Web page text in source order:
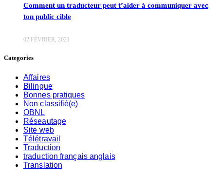
Comment un traducteur peut t’aider à communiquer avec
ton public cible
02 FÉVRIER, 2021
Categories
Affaires
Bilingue
Bonnes pratiques
Non classifié(e)
OBNL
Réseautage
Site web
Télétravail
Traduction
traduction français anglais
Translation